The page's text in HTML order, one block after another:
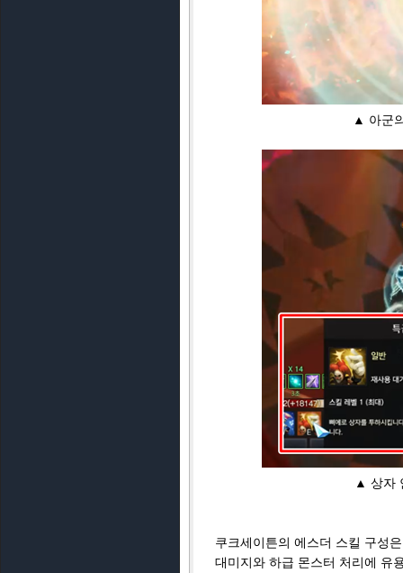
▲ 아군
▲ 상자
쿠크세이튼의 에스더 스킬 구성
대미지와 하급 몬스터 처리에 유